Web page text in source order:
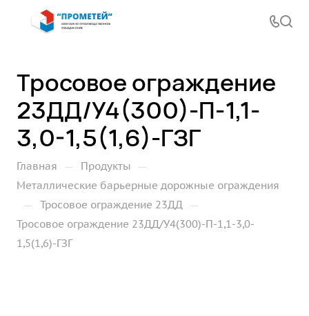
Тросовое ограждение
23ДД/У4(300)-П-1,1-
3,0-1,5(1,6)-ГЗГ
Главная — Продукты —
Металлические барьерные дорожные ограждения
— Тросовое ограждение 23ДД —
Тросовое ограждение 23ДД/У4(300)-П-1,1-3,0-
1,5(1,6)-ГЗГ